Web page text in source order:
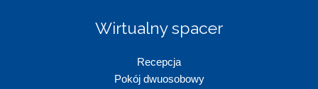
Wirtualny spacer
Recepcja
Pokój dwuosobowy